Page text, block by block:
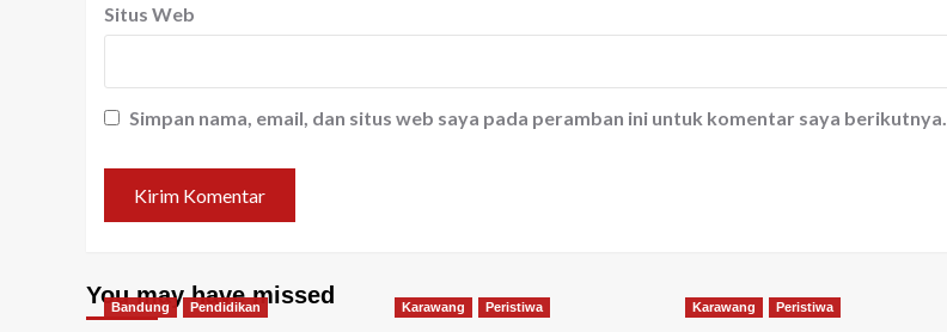
Situs Web
Simpan nama, email, dan situs web saya pada peramban ini untuk komentar saya berikutnya.
You may have missed
Bandung Pendidikan Karawang Peristiwa Karawang Peristiwa